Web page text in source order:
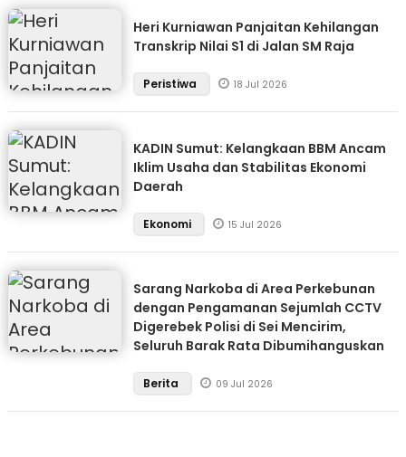
Heri Kurniawan Panjaitan Kehilangan
Transkrip Nilai S1 di Jalan SM Raja
Peristiwa 18 Jul 2026
KADIN Sumut: Kelangkaan BBM Ancam
Iklim Usaha dan Stabilitas Ekonomi
Daerah
Ekonomi 15 Jul 2026
Sarang Narkoba di Area Perkebunan
dengan Pengamanan Sejumlah CCTV
Digerebek Polisi di Sei Mencirim,
Seluruh Barak Rata Dibumihanguskan
Berita 09 Jul 2026